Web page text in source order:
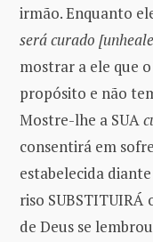
irmão. Enquanto
será curado
mostrar a ele que
propósito e não
Mostre-lhe a SUA
consentirá em
estabelecida
riso SUBSTITUIRÁ
de Deus se